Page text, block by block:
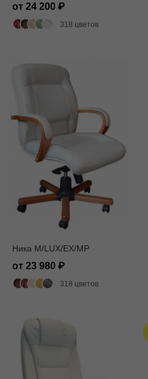
от 24 200
318 цветов
Ника M/LUX/EX/MP
от 23 980
318 цветов